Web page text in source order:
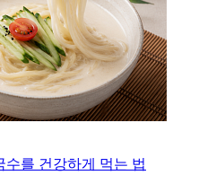
수를 건강하게 먹는 법